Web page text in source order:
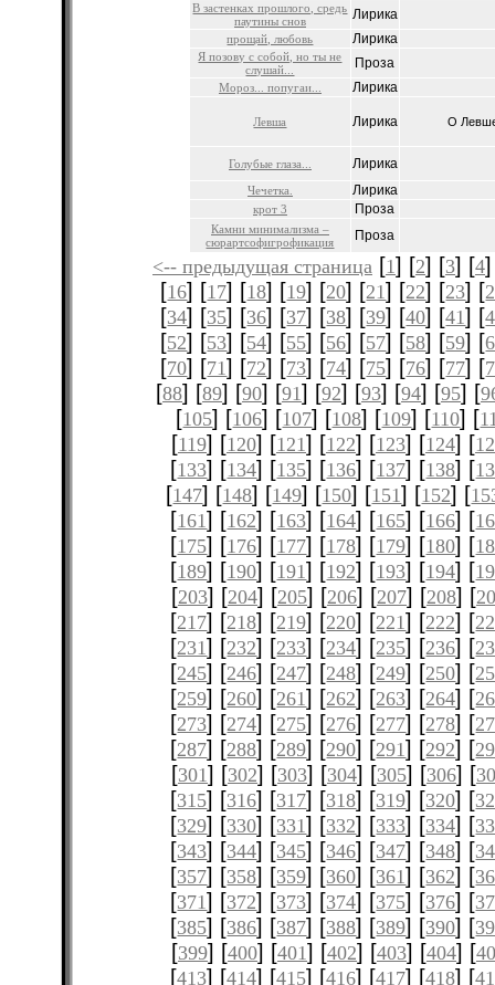
В застенках прошлого, средь
паутины снов
Лирика
прощай, любовь Лирика
Я позову с собой, но ты не
слушай...
Проза
Мороз... попугаи... Лирика
Левша Лирика О
Голубые глаза... Лирика
Чечетка. Лирика
крот 3 Проза
Камни минимализма –
сюрартсофигрофикация
Проза
<-- предыдущая страница [1] [2] [3] [4
[16] [17] [18] [19] [20] [21] [22] [23] [
[34] [35] [36] [37] [38] [39] [40] [41] [
[52] [53] [54] [55] [56] [57] [58] [59] [
[70] [71] [72] [73] [74] [75] [76] [77] [
[88] [89] [90] [91] [92] [93] [94] [95] [
[105] [106] [107] [108] [109] [110] [
[119] [120] [121] [122] [123] [124] [
[133] [134] [135] [136] [137] [138] [
[147] [148] [149] [150] [151] [152] [
[161] [162] [163] [164] [165] [166] [
[175] [176] [177] [178] [179] [180] [
[189] [190] [191] [192] [193] [194] [
[203] [204] [205] [206] [207] [208] [
[217] [218] [219] [220] [221] [222] [
[231] [232] [233] [234] [235] [236] [
[245] [246] [247] [248] [249] [250] [
[259] [260] [261] [262] [263] [264] [
[273] [274] [275] [276] [277] [278] [
[287] [288] [289] [290] [291] [292] [
[301] [302] [303] [304] [305] [306] [
[315] [316] [317] [318] [319] [320] [
[329] [330] [331] [332] [333] [334] [
[343] [344] [345] [346] [347] [348] [
[357] [358] [359] [360] [361] [362] [
[371] [372] [373] [374] [375] [376] [
[385] [386] [387] [388] [389] [390] [
[399] [400] [401] [402] [403] [404] [
[413] [414] [415] [416] [417] [418] [